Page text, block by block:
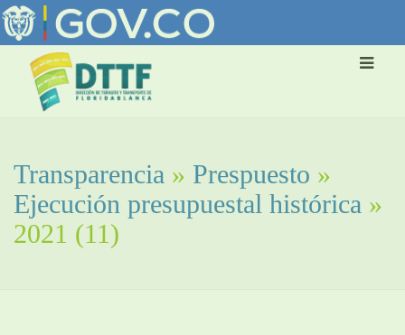
Transparencia » Prespuesto »
Ejecución presupuestal histórica »
2021 (11)